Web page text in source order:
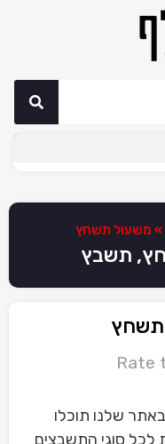
» משעול תשחץ
תשבץ
תשחץ
Rate
שלנו תוכלו
לכל סוגי התשבצים